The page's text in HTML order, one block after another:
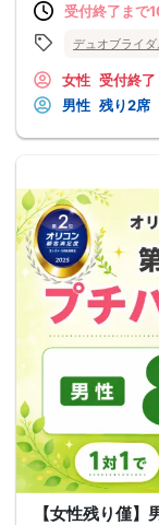
受付終了まで
デュオブライ
女性 受付終了
男性 残り2席
【女性残り僅